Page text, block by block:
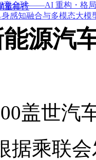
竞全球——AI 重构・格
身感知融合与多模态大模
量排行
源汽
盖世汽
据乘联